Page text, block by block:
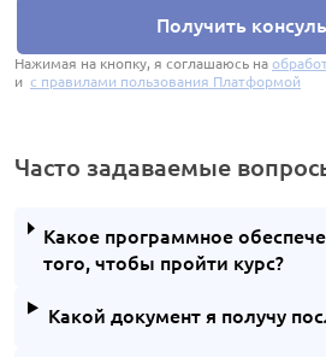
Получить
Нажимая на кнопку, я соглашаюсь на
и с правилами пользования Платформой
Часто задаваемые
Какое программное
того, чтобы пройти курс?
Какой документ я получу